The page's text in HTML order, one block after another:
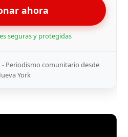
ahora
seguras y protegidas
Periodismo comunitario desde
York